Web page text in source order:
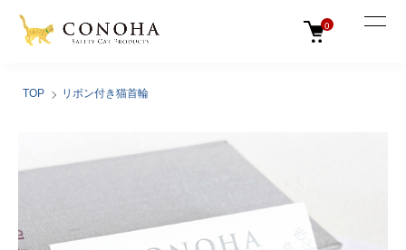
0
TOP リボン付き猫首輪